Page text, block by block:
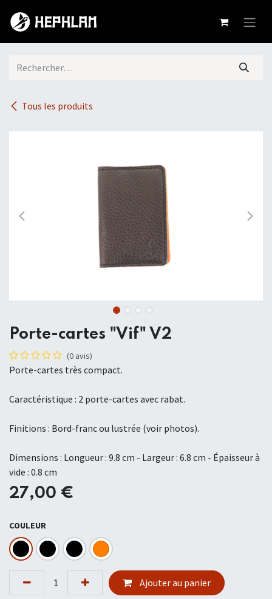
Tous les produits
Porte-cartes "Vif" V2
(0 avis)
Porte-cartes très compact.
Caractéristique : 2 porte-cartes avec rabat.
Finitions : Bord-franc ou lustrée (voir photos).
Dimensions : Longueur : 9.8 cm - Largeur : 6.8 cm - Épaisseur à
vide : 0.8 cm
27,00 €
COULEUR
Ajouter au panier